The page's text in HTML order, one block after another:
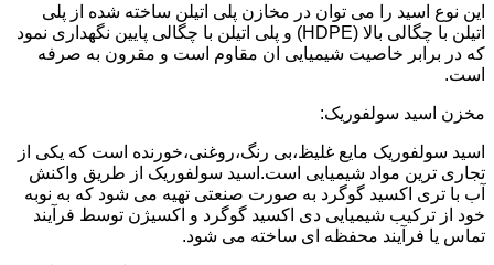
این نوع اسید را می توان در مخازن پلی اتیلن ساخته شده از پلی
اتیلن با چگالی بالا (HDPE) و پلی اتیلن با چگالی پایین نگهداری نمود
که در برابر خاصیت شیمیایی ان مقاوم است و مقرون به صرفه
است.
مخزن اسید سولفوریک:
اسید سولفوریک مایع غلیظ،بی رنگ،روغنی،خورنده است که یکی از
تجاری ترین مواد شیمیایی است.اسید سولفوریک از طریق واکنش
آب با تری اکسید گوگرد به صورت صنعتی تهیه می شود که به نوبه
خود از ترکیب شیمیایی دی اکسید گوگرد و اکسیژن توسط فرآیند
تماس یا فرآیند محفظه ای ساخته می شود.